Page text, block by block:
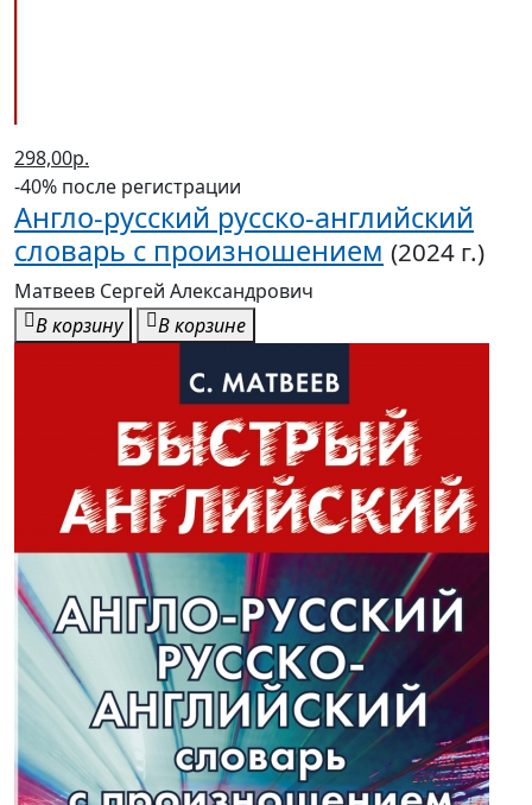
298,00р.
-40% после регистрации
Англо-русский русско-английский
словарь с произношением (2024 г.)
Матвеев Сергей Александрович
В корзину
В корзине